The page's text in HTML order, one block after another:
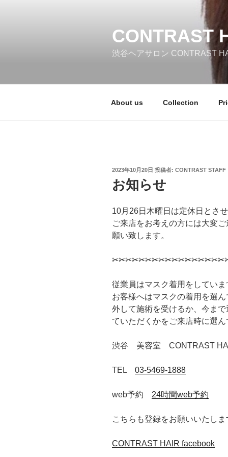
CONTRAST
渋谷ヘアサロン CONTRAST
About us Collection
投
日:
2023年10月20日 投稿者: CONTRAST STAFF
お知らせ
10月26日木曜日は定休日とさ
ご来店をお考えの方には大変
願い致します。
従業員はマスク着用をしていま
お客様へはマスクの着用を選
外して施術を受けるか、今ま
ていただくかをご来店時に選
渋谷 美容室 CONTRAST
TEL 03-5469-1888
web予約 24時間web予約
こちらも登録をお願いいたしま
CONTRAST HAIR facebook